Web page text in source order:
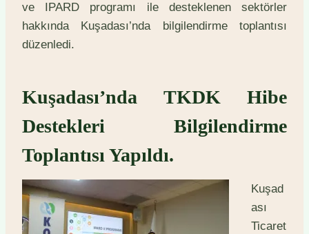
ve IPARD programı ile desteklenen sektörler
hakkında Kuşadası’nda bilgilendirme toplantısı
düzenledi.
Kuşadası’nda TKDK Hibe
Destekleri Bilgilendirme
Toplantısı Yapıldı.
Kuşad
ası
Ticaret